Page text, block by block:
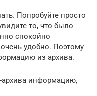
Попробуйте просто
то, что было
спокойно
удобно. Поэтому
из архива.
архива информацию,